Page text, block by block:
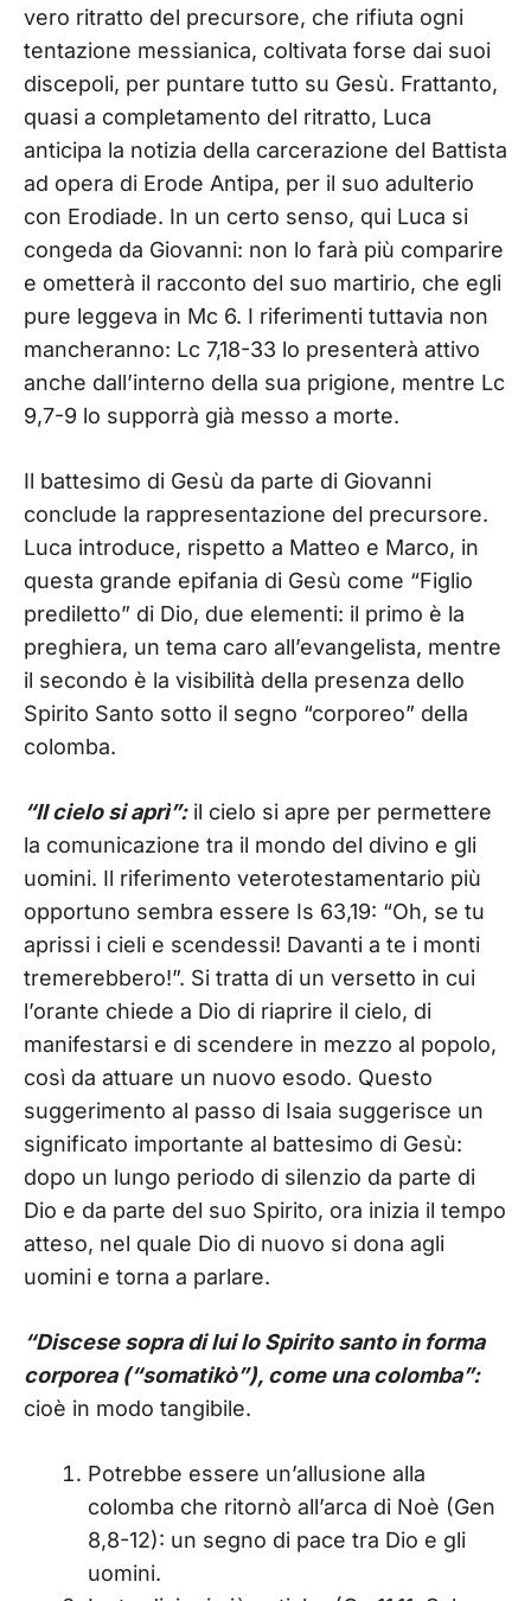
vero ritratto del precursore, che rifiuta ogni
tentazione messianica, coltivata forse dai suoi
discepoli, per puntare tutto su Gesù. Frattanto,
quasi a completamento del ritratto, Luca
anticipa la notizia della carcerazione del Battista
ad opera di Erode Antipa, per il suo adulterio
con Erodiade. In un certo senso, qui Luca si
congeda da Giovanni: non lo farà più comparire
e ometterà il racconto del suo martirio, che egli
pure leggeva in Mc 6. I riferimenti tuttavia non
mancheranno: Lc 7,18-33 lo presenterà attivo
anche dall’interno della sua prigione, mentre Lc
9,7-9 lo supporrà già messo a morte.
Il battesimo di Gesù da parte di Giovanni
conclude la rappresentazione del precursore.
Luca introduce, rispetto a Matteo e Marco, in
questa grande epifania di Gesù come “Figlio
prediletto” di Dio, due elementi: il primo è la
preghiera, un tema caro all’evangelista, mentre
il secondo è la visibilità della presenza dello
Spirito Santo sotto il segno “corporeo” della
colomba.
“Il cielo si aprì”:il cielo si apre per permettere
la comunicazione tra il mondo del divino e gli
uomini. Il riferimento veterotestamentario più
opportuno sembra essere Is 63,19: “Oh, se tu
aprissi i cieli e scendessi! Davanti a te i monti
tremerebbero!”. Si tratta di un versetto in cui
l’orante chiede a Dio di riaprire il cielo, di
manifestarsi e di scendere in mezzo al popolo,
così da attuare un nuovo esodo. Questo
suggerimento al passo di Isaia suggerisce un
significato importante al battesimo di Gesù:
dopo un lungo periodo di silenzio da parte di
Dio e da parte del suo Spirito, ora inizia il tempo
atteso, nel quale Dio di nuovo si dona agli
uomini e torna a parlare.
“Discese sopra di lui lo Spirito santo in forma
corporea (“somatikò”), come una colomba”:
cioè in modo tangibile.
Potrebbe essere un’allusione alla
colomba che ritornò all’arca di Noè (Gen
8,8-12): un segno di pace tra Dio e gli
uomini.